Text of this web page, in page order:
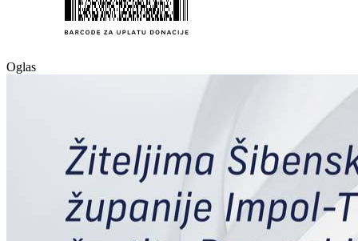
Oglas